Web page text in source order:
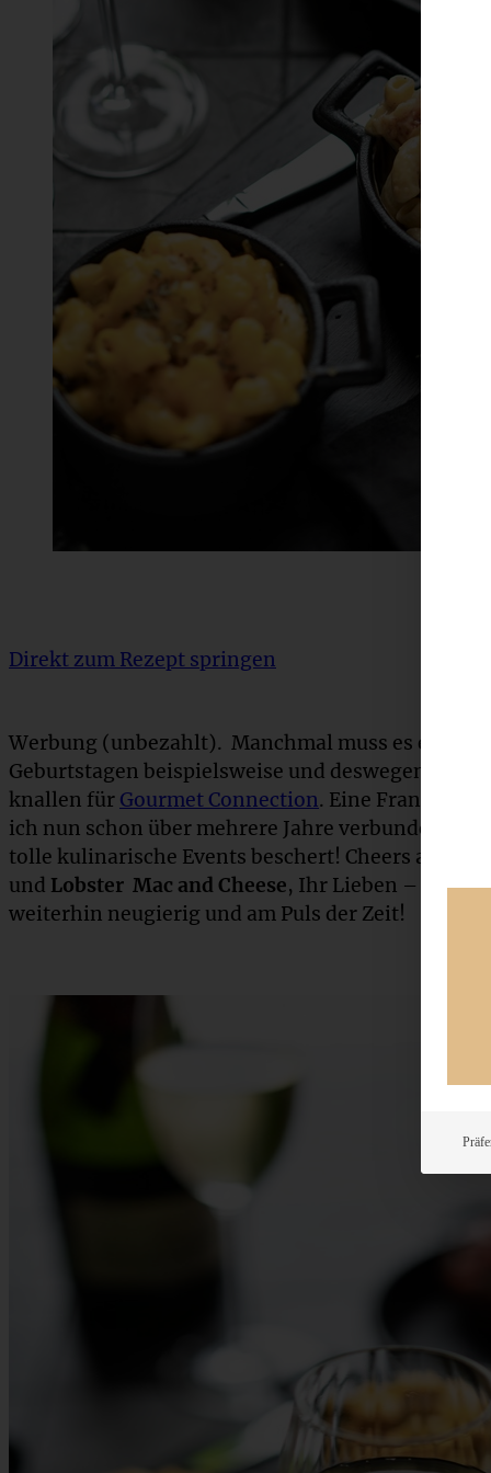
Direkt zum Rezept springen
Werbung (unbezahlt). Manchmal muss es etwas
Geburtstagen beispielsweise und deswegen
knallen für Gourmet Connection. Eine
ich nun schon über mehrere Jahre verbunden bin
tolle kulinarische Events beschert! Cheers and
und Lobster Mac and Cheese, Ihr Lieben – auf
weiterhin neugierig und am Puls der Zeit!